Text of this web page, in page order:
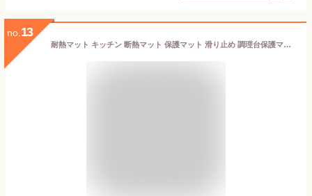
no. 13
耐熱マット キッチン 断熱マット 保護マット 滑り止め 調理台保護マット 亀裂防止 ノンフライヤー 電子レンジ用 シリコン フェルト(ブラック, 3枚（サイズ：44x30cm）)